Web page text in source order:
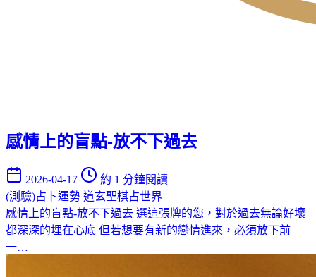
感情上的盲點-放不下過去
2026-04-17
約 1 分鐘閱讀
(測驗)占卜運勢 道玄聖棋占世界
感情上的盲點-放不下過去 選這張牌的您，對於過去無論好壞
都深深的埋在心底 但若想要有新的戀情進來，必須放下前
一…